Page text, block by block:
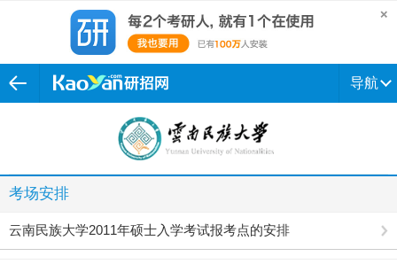
导航
考场安排
云南民族大学2011年硕士入学考试报考点的安排